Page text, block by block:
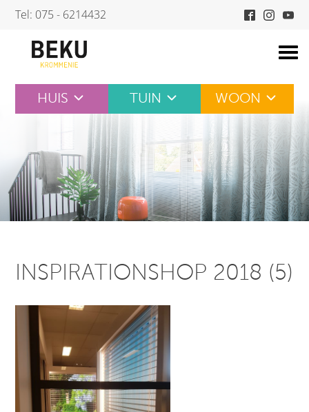
Skip
content
Tel: 075 - 6214432
HUIS TUIN WOON
INSPIRATIONSHOP 2018 (5)